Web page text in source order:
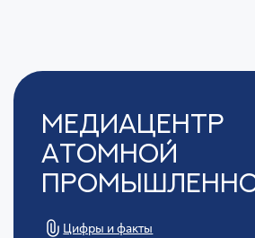
Медиацентр
Атомной
Цифры и факты